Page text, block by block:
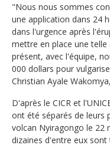
"Nous nous sommes
une application dans 24
dans l'urgence après
mettre en place une
présent, avec l'équipe,
000 dollars pour
Christian Ayale
D'après le CICR et
ont été séparés de leurs
volcan Nyiragongo le 22
dizaines d'entre eux